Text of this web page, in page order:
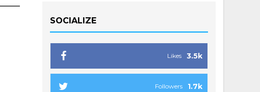
SOCIALIZE
3.5k
Likes
1.7k
Followers